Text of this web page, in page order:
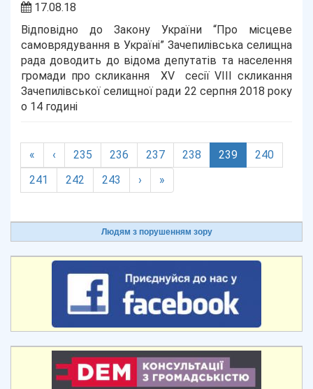
17.08.18
Відповідно до Закону України “Про місцеве
самоврядування в Україні” Зачепилівська селищна
рада доводить до відома депутатів та населення
громади про скликання XV сесії VIII скликання
Зачепилівської селищної ради 22 серпня 2018 року
о 14 годині
« ‹ 235 236 237 238 239 (current)
240
241
242 243 › »
Людям з порушенням зору